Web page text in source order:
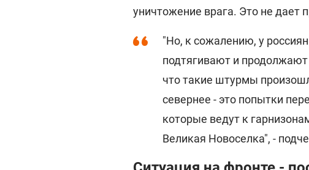
уничтожение врага. Это не дает
"Но, к сожалению, у
подтягивают и
что такие штурмы
севернее - это попытки
которые ведут к
Великая Новоселка", -